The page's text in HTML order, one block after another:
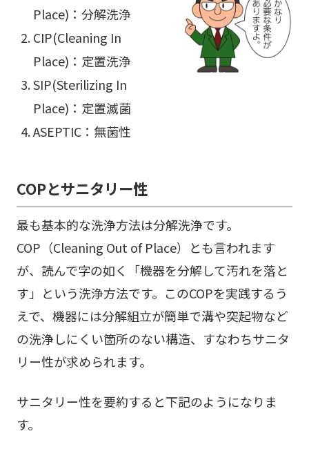
Place)：分解洗浄
CIP(Cleaning In
Place)：定置洗浄
SIP(Sterilizing In
Place)：定置滅菌
ASEPTIC：無菌性
COPとサニタリー性
最も基本的な洗浄方法は分解洗浄です。
COP（Cleaning Out of Place）とも言われます
が、読んで字の如く「機器を分解して汚れを落と
す」という洗浄方法です。このCOPを実践するう
えで、機器には分解組立が簡単で溝や突起物など
の洗浄しにくい箇所のない構造、すなわちサニタ
リー性が求められます。
サニタリー性を要約すると下記のようになりま
す。